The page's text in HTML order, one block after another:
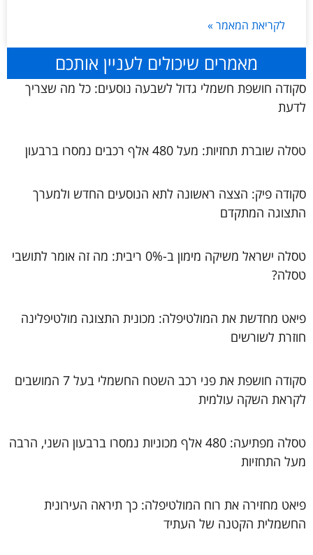
לקריאת המאמר »
מאמרים שיכולים לעניין אותכם
סקודה חושפת חשמלי גדול לשבעה נוסעים: כל מה שצריך
לדעת
טסלה שוברת תחזיות: מעל 480 אלף רכבים נמסרו ברבעון
סקודה פיק: הצצה ראשונה לתא הנוסעים החדש ולמערך
התצוגה המתקדם
טסלה ישראל משיקה מימון ב-0% ריבית: מה זה אומר לתושבי
טסלה?
פיאט מחדשת את המולטיפלה: מכונית התצוגה מולטיפלינה
חוזרת לשורשים
סקודה חושפת את פני רכב השטח החשמלי בעל 7 המושבים
לקראת השקה עולמית
טסלה מפתיעה: 480 אלף מכוניות נמסרו ברבעון השני, הרבה
מעל התחזיות
פיאט מחזירה את רוח המולטיפלה: כך תיראה העירונית
החשמלית הקטנה של העתיד